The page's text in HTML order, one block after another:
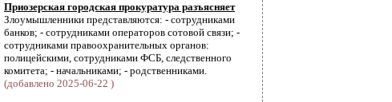
Приозерская городская прокуратура разъясняет
Злоумышленники представляются: - сотрудниками
банков; - сотрудниками операторов сотовой связи; -
сотрудниками правоохранительных органов:
полицейскими, сотрудниками ФСБ, следственного
комитета; - начальниками; - родственниками.
(добавлено 2025-06-22 )